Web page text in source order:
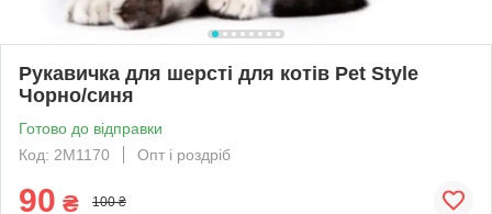
Рукавичка для шерсті для котів Pet Style
Чорно/синя
Готово до відправки
Код: 2M1170
Опт і роздріб
90 ₴ 100 ₴